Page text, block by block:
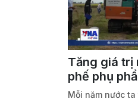
Tăng giá trị
phế phụ
Mỗi năm nước